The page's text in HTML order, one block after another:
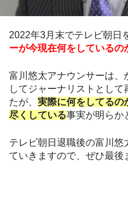
2022年3月末でテレビ朝日
ーが今現在何をしているの
富川悠太アナウンサーは、
してジャーナリストとし
たが、 実際に何をしてるの
尽くしている事実が明らか
テレビ朝日退職後の富川悠
ていきますので、ぜひ最後